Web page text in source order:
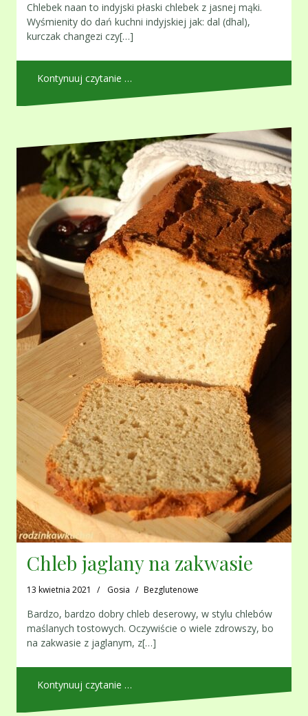
Chlebek naan to indyjski płaski chlebek z jasnej mąki.
Wyśmienity do dań kuchni indyjskiej jak: dal (dhal),
kurczak changezi czy[…]
Kontynuuj czytanie …
Chleb jaglany na zakwasie
13 kwietnia 2021 Gosia Bezglutenowe
Bardzo, bardzo dobry chleb deserowy, w stylu chlebów
maślanych tostowych. Oczywiście o wiele zdrowszy, bo
na zakwasie z jaglanym, z[…]
Kontynuuj czytanie …